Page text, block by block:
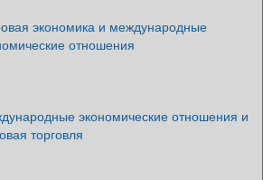
экономика и международные
отношения
экономические отношения и
торговля